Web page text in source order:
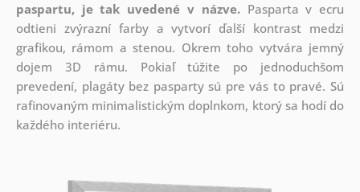
paspartu, je tak uvedené v názve.Pasparta v ecru
odtieni zvýrazní farby a vytvorí ďalší kontrast medzi
grafikou, rámom a stenou. Okrem toho vytvára jemný
dojem 3D rámu. Pokiaľ túžite po jednoduchšom
prevedení, plagáty bez pasparty sú pre vás to pravé. Sú
rafinovaným minimalistickým doplnkom, ktorý sa hodí do
každého interiéru.